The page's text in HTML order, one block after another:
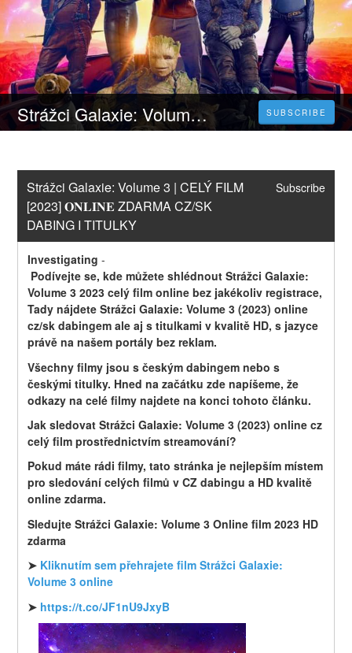
Strážci Galaxie: Volume 3 | CELÝ FILM [2023] 𝐎𝐍𝐋𝐈𝐍𝐄 ZDARMA CZ/SK DABING I TITULKY SUBSCRIBE
Strážci Galaxie: Volume 3 | CELÝ FILM
[2023] 𝐎𝐍𝐋𝐈𝐍𝐄 ZDARMA CZ/SK
DABING I TITULKY
Subscribe
Investigating -
Podívejte se, kde můžete shlédnout Strážci Galaxie:
Volume 3 2023 celý film online bez jakékoliv registrace,
Tady nájdete Strážci Galaxie: Volume 3 (2023) online
cz/sk dabingem ale aj s titulkami v kvalitě HD, s jazyce
právě na našem portály bez reklam.
Všechny filmy jsou s českým dabingem nebo s
českými titulky. Hned na začátku zde napíšeme, že
odkazy na celé filmy najdete na konci tohoto článku.
Jak sledovat Strážci Galaxie: Volume 3 (2023) online cz
celý film prostřednictvím streamování?
Pokud máte rádi filmy, tato stránka je nejlepším místem
pro sledování celých filmů v CZ dabingu a HD kvalitě
online zdarma.
Sledujte Strážci Galaxie: Volume 3 Online film 2023 HD
zdarma
➤ Kliknutím sem přehrajete film Strážci Galaxie:
Volume 3 online
➤ https://t.co/JF1nU9JxyB